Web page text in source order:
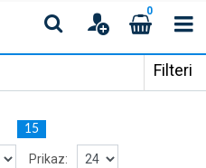
0
Filteri
15
Prikaz: